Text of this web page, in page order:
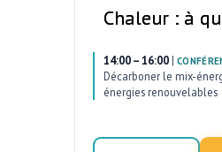
Chaleur : à
14:00 – 16:00 |
Décarboner le mix-
énergies renouvelables